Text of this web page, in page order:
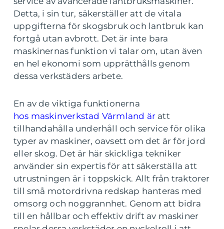
Detta, i sin tur, säkerställer att de vitala
uppgifterna för skogsbruk och lantbruk kan
fortgå utan avbrott. Det är inte bara
maskinernas funktion vi talar om, utan även
en hel ekonomi som upprätthålls genom
dessa verkstäders arbete.
En av de viktiga funktionerna
hos maskinverkstad Värmland är att
tillhandahålla underhåll och service för olika
typer av maskiner, oavsett om det är för jord
eller skog. Det är här skickliga tekniker
använder sin expertis för att säkerställa att
utrustningen är i toppskick. Allt från traktorer
till små motordrivna redskap hanteras med
omsorg och noggrannhet. Genom att bidra
till en hållbar och effektiv drift av maskiner